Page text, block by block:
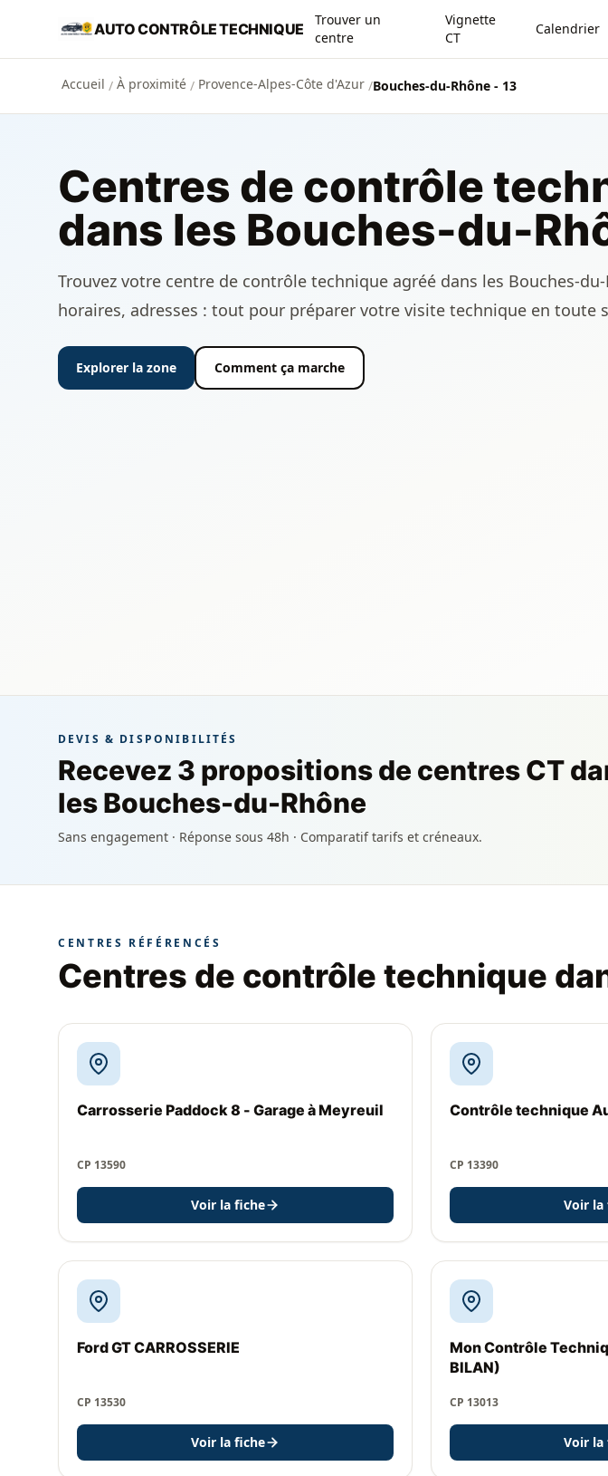
Aller au contenu principal
AUTO CONTRÔLE TECHNIQUE
Trouver un
centre
Vignette
CT
Calendrier
Accueil / À proximité / Provence-Alpes-Côte d'Azur /Bouches-du-Rhône - 13
Centres de contrôle
dans les Bouches-du-
Trouvez votre centre de contrôle technique agréé dans les Bouches-du-
horaires, adresses : tout pour préparer votre visite technique en toute
Explorer la zone Comment ça marche
DEVIS & DISPONIBILITÉS
Recevez 3 propositions de centres CT
les Bouches-du-Rhône
Sans engagement · Réponse sous 48h · Comparatif tarifs et créneaux.
CENTRES RÉFÉRENCÉS
Centres de contrôle technique
Carrosserie Paddock 8 - Garage à Meyreuil
CP 13590
Voir la fiche
Contrôle technique
CP 13390
Voir la
Ford GT CARROSSERIE
CP 13530
Voir la fiche
Mon Contrôle
BILAN)
CP 13013
Voir la